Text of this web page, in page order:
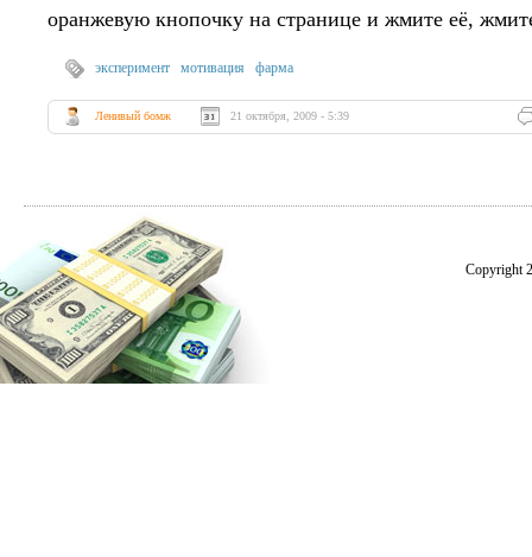
оранжевую кнопочку на странице и жмите её,
эксперимент мотивация фарма
Ленивый бомж 21 октября, 2009 - 5:39
Copyright